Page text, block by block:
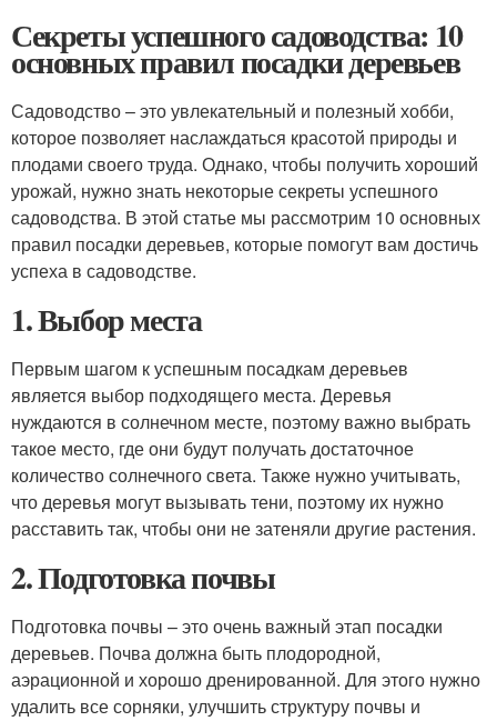
Секреты успешного садоводства: 10
основных правил посадки деревьев
Садоводство – это увлекательный и полезный хобби,
которое позволяет наслаждаться красотой природы и
плодами своего труда. Однако, чтобы получить хороший
урожай, нужно знать некоторые секреты успешного
садоводства. В этой статье мы рассмотрим 10 основных
правил посадки деревьев, которые помогут вам достичь
успеха в садоводстве.
1. Выбор места
Первым шагом к успешным посадкам деревьев
является выбор подходящего места. Деревья
нуждаются в солнечном месте, поэтому важно выбрать
такое место, где они будут получать достаточное
количество солнечного света. Также нужно учитывать,
что деревья могут вызывать тени, поэтому их нужно
расставить так, чтобы они не затеняли другие растения.
2. Подготовка почвы
Подготовка почвы – это очень важный этап посадки
деревьев. Почва должна быть плодородной,
аэрационной и хорошо дренированной. Для этого нужно
удалить все сорняки, улучшить структуру почвы и